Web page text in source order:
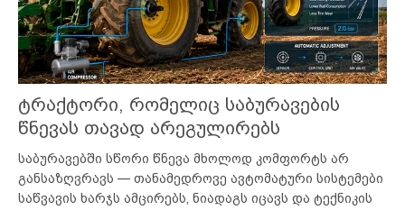
ტრაქტორი, რომელიც საბურავების
წნევას თავად არეგულირებს
საბურავებში სწორი წნევა მხოლოდ კომფორტს არ
განსაზღვრავს — თანამედროვე ავტომატური სისტემები
საწვავის ხარჯს ამცირებს, ნიადაგს იცავს და ტექნიკის